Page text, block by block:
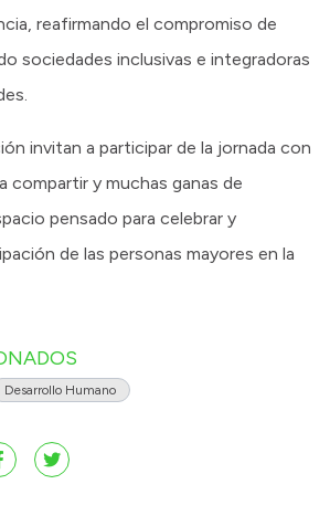
reafirmando el compromiso de
sociedades inclusivas e integradoras
invitan a participar de la jornada con
compartir y muchas ganas de
pensado para celebrar y
de las personas mayores en la
Desarrollo Humano